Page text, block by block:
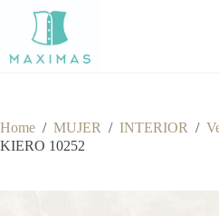
content
Home / MUJER / INTERIOR /
KIERO 10252